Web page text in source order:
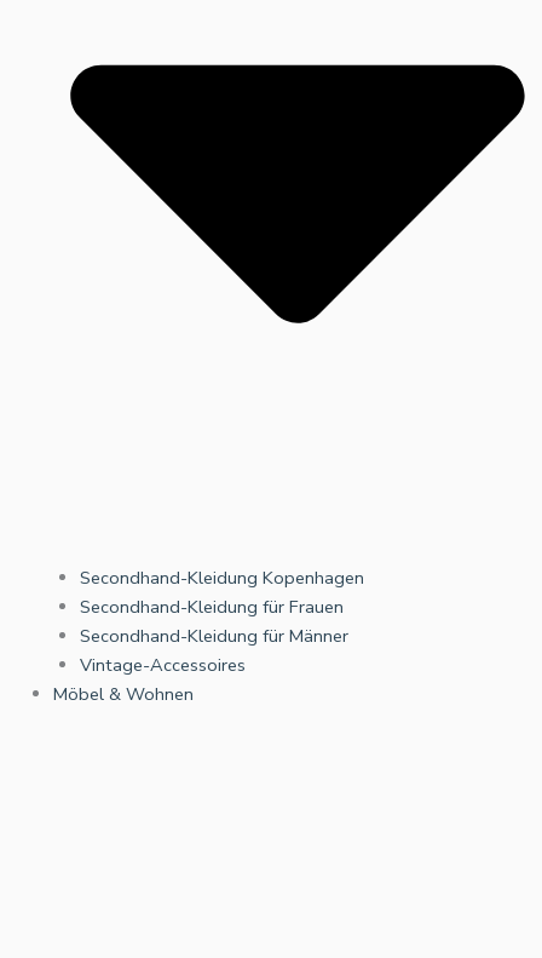
Secondhand-Kleidung Kopenhagen
Secondhand-Kleidung für Frauen
Secondhand-Kleidung für Männer
Vintage-Accessoires
Möbel & Wohnen